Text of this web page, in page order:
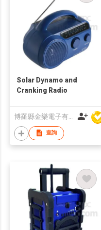
Solar Dynamo and
Cranking Radio
查詢